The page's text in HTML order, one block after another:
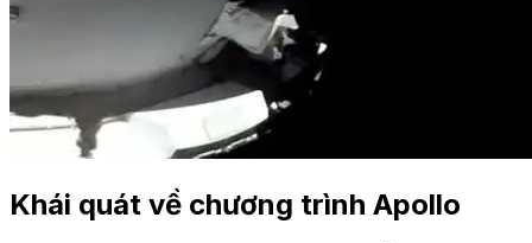
Khái quát về chương trình Apollo